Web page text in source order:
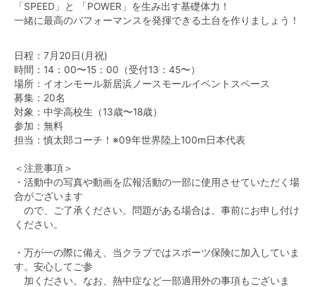
「SPEED」と 「POWER」を生み出す基礎体力！
一緒に最高のパフォーマンスを発揮できる土台を作りましょう！
日程：7月20日(月祝)
時間：14：00〜15：00（受付13：45〜）
場所：イオンモール新居浜ノースモールイベントスペース
募集：20名
対象：中学高校生（13歳〜18歳）
参加：無料
担当：慎太郎コーチ！※09年世界陸上100m日本代表
＜注意事項＞
・活動中の写真や動画を広報活動の一部に使用させていただく場
合がございます
ので、ご了承ください。問題がある場合は、事前にお申し付け
ください。
・万が一の際に備え、当クラブではスポーツ保険に加入していま
す。安心してご参
加ください。なお、熱中症など一部適用外の事項もございま